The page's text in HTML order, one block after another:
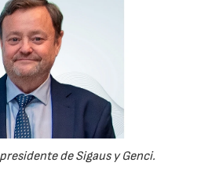
de Sigaus y Genci.